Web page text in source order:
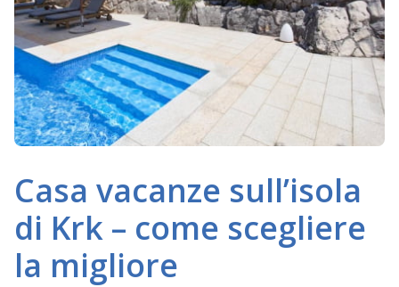
Casa vacanze sull’isola
di Krk – come scegliere
la migliore